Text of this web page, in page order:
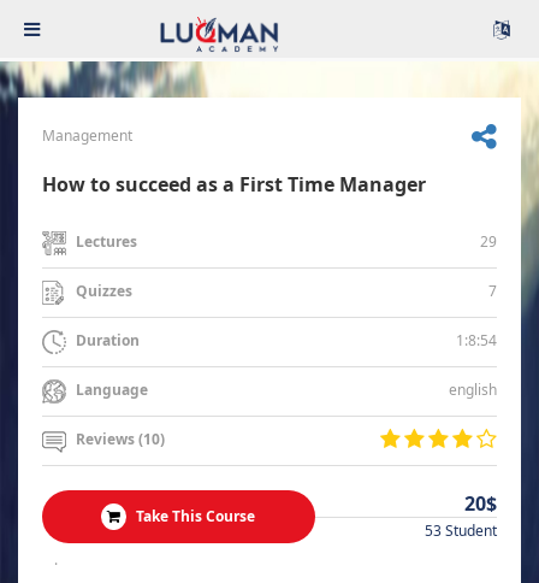
Management
How to succeed as a First Time Manager
Lectures 29
Quizzes 7
Duration 1:8:54
Language english
Reviews (10)
Take This Course 20$
53 Student
.